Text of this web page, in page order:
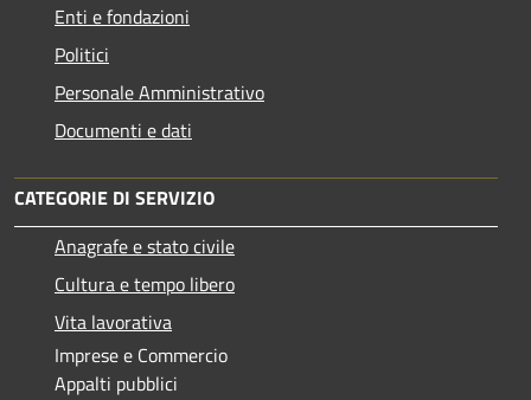
Enti e fondazioni
Politici
Personale Amministrativo
Documenti e dati
CATEGORIE DI SERVIZIO
Anagrafe e stato civile
Cultura e tempo libero
Vita lavorativa
Imprese e Commercio
Appalti pubblici